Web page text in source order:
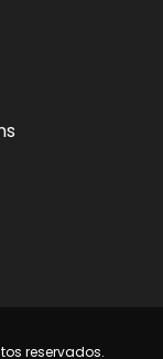
reservados.